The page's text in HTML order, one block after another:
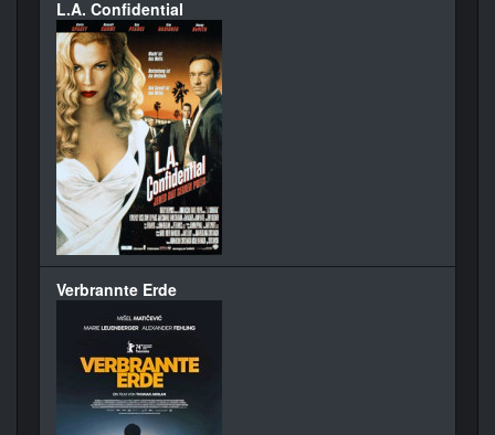
L.A. Confidential
Verbrannte Erde